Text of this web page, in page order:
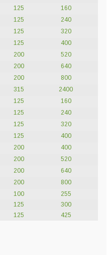
125 160
125 240
125 320
125 400
200 520
200 640
200 800
315 2400
125 160
125 240
125 320
125 400
200 400
200 520
200 640
200 800
100 255
125 300
125 425